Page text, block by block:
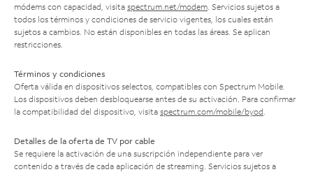
módems con capacidad, visita spectrum.net/modem . Servicios sujetos a
todos los términos y condiciones de servicio vigentes, los cuales están
sujetos a cambios. No están disponibles en todas las áreas. Se aplican
restricciones.
Términos y condiciones
Oferta válida en dispositivos selectos, compatibles con Spectrum Mobile.
Los dispositivos deben desbloquearse antes de su activación. Para confirmar
la compatibilidad del dispositivo, visita spectrum.com/mobile/byod
Detalles de la oferta de TV por cable
Se requiere la activación de una suscripción independiente para ver
contenido a través de cada aplicación de streaming. Servicios sujetos a